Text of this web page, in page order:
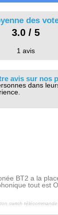
des
3.0 / 5
1 avis
avis sur nos
dans
BT2 a la
tout est
switch